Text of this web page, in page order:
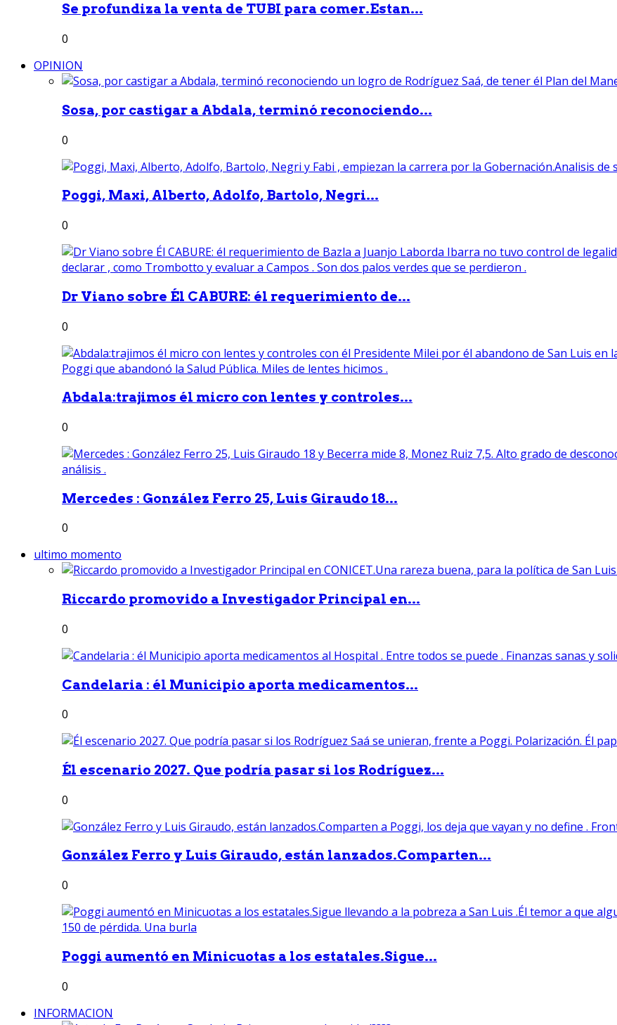
Se profundiza la venta de TUBI para comer.Estan...
0
OPINION
Sosa, por castigar a Abdala, terminó reconociendo...
0
Poggi, Maxi, Alberto, Adolfo, Bartolo, Negri...
0
Dr Viano sobre Él CABURE: él requerimiento de...
0
Abdala:trajimos él micro con lentes y controles...
0
Mercedes : González Ferro 25, Luis Giraudo 18...
0
ultimo momento
Riccardo promovido a Investigador Principal en...
0
Candelaria : él Municipio aporta medicamentos...
0
Él escenario 2027. Que podría pasar si los Rodríguez...
0
González Ferro y Luis Giraudo, están lanzados.Comparten...
0
Poggi aumentó en Minicuotas a los estatales.Sigue...
0
INFORMACION